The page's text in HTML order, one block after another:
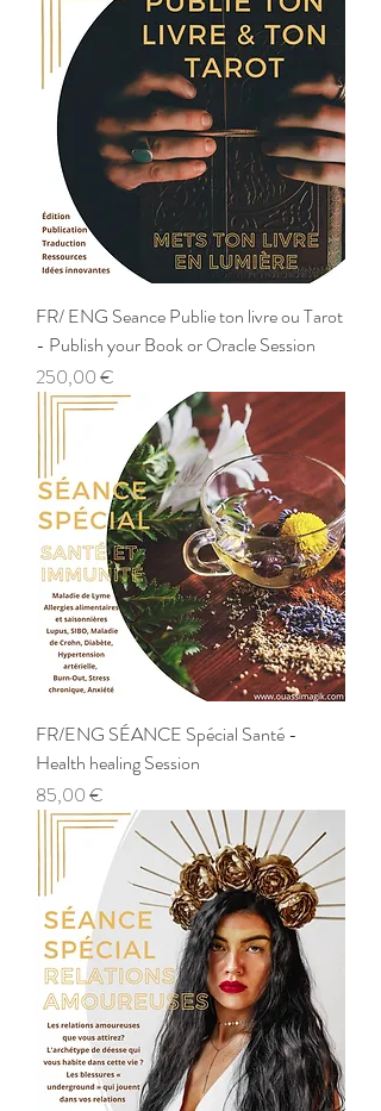
FR/ ENG Seance Publie ton livre ou Tarot
- Publish your Book or Oracle Session
Prix
250,00 €
FR/ENG SÉANCE Spécial Santé -
Health healing Session
Prix
85,00 €